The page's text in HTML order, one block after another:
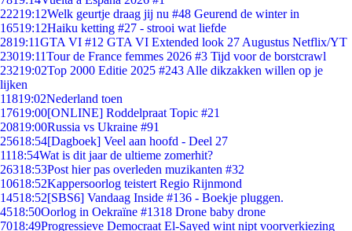
22219:12Welk geurtje draag jij nu #48 Geurend de winter in
16519:12Haiku ketting #27 - strooi wat liefde
2819:11GTA VI #12 GTA VI Extended look 27 Augustus Netflix/YT
23019:11Tour de France femmes 2026 #3 Tijd voor de borstcrawl
23219:02Top 2000 Editie 2025 #243 Alle dikzakken willen op je
lijken
11819:02Nederland toen
17619:00[ONLINE] Roddelpraat Topic #21
20819:00Russia vs Ukraine #91
25618:54[Dagboek] Veel aan hoofd - Deel 27
1118:54Wat is dit jaar de ultieme zomerhit?
26318:53Post hier pas overleden muzikanten #32
10618:52Kappersoorlog teistert Regio Rijnmond
14518:52[SBS6] Vandaag Inside #136 - Boekje pluggen.
4518:50Oorlog in Oekraïne #1318 Drone baby drone
7018:49Progressieve Democraat El-Sayed wint nipt voorverkiezing